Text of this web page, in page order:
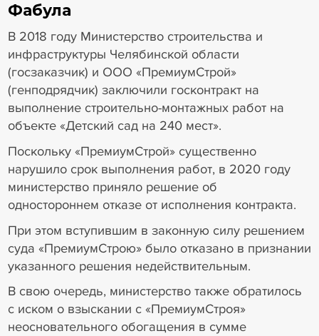
Фабула
В 2018 году Министерство строительства и
инфраструктуры Челябинской области
(госзаказчик) и ООО «ПремиумСтрой»
(генподрядчик) заключили госконтракт на
выполнение строительно-монтажных работ на
объекте «Детский сад на 240 мест».
Поскольку «ПремиумСтрой» существенно
нарушило срок выполнения работ, в 2020 году
министерство приняло решение об
одностороннем отказе от исполнения контракта.
При этом вступившим в законную силу решением
суда «ПремиумСтрою» было отказано в признании
указанного решения недействительным.
В свою очередь, министерство также обратилось
с иском о взыскании с «ПремиумСтроя»
неосновательного обогащения в сумме